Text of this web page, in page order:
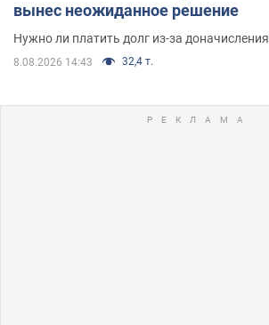
вынес неожиданное решение
Нужно ли платить долг из-за доначисления
8.08.2026 14:43 32,4 т.